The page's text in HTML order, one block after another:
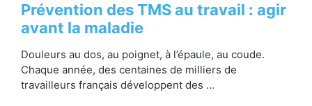
Prévention des TMS au travail : agir
avant la maladie
Douleurs au dos, au poignet, à l’épaule, au coude.
Chaque année, des centaines de milliers de
travailleurs français développent des ...